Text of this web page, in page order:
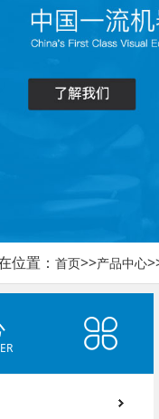
位置： 首页>>产品中心